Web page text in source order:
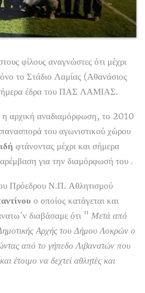
φίλους αναγνώστες ότι μέχρι
το Στάδιο Λαμίας (Αθανάσιος
έδρα του ΠΑΣ ΛΑΜΙΑΣ.
αρχική αναδιαμόρφωση, το 2010
του αγωνιστικού χώρου
φτάνοντας μέχρι και σήμερα
για την διαμόρφωσή του .
Πρόεδρου Ν.Π. Αθλητισμού
ο οποίος κατάγεται και
διαβάσαμε ότι " Μετά από
Αρχής του Δήμου Λοκρών ο
από το γήπεδο Λιβανατών που
έτοιμο να δεχτεί αθλητές και